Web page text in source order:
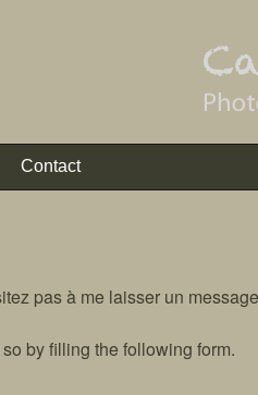
Contact
pas à me laisser un
by filling the following form.